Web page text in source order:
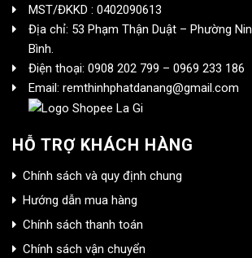
MST/ĐKKD : 0402090613
Địa chỉ: 53 Phạm Thận Duật – Phường
Bình.
Điện thoại: 0908 202 799 – 0969 233 186
Email: remthinhphatdanang@gmail.com
HỖ TRỢ KHÁCH HÀNG
Chính sách và quy định chung
Hướng dẫn mua hàng
Chính sách thanh toán
Chính sách vận chuyển